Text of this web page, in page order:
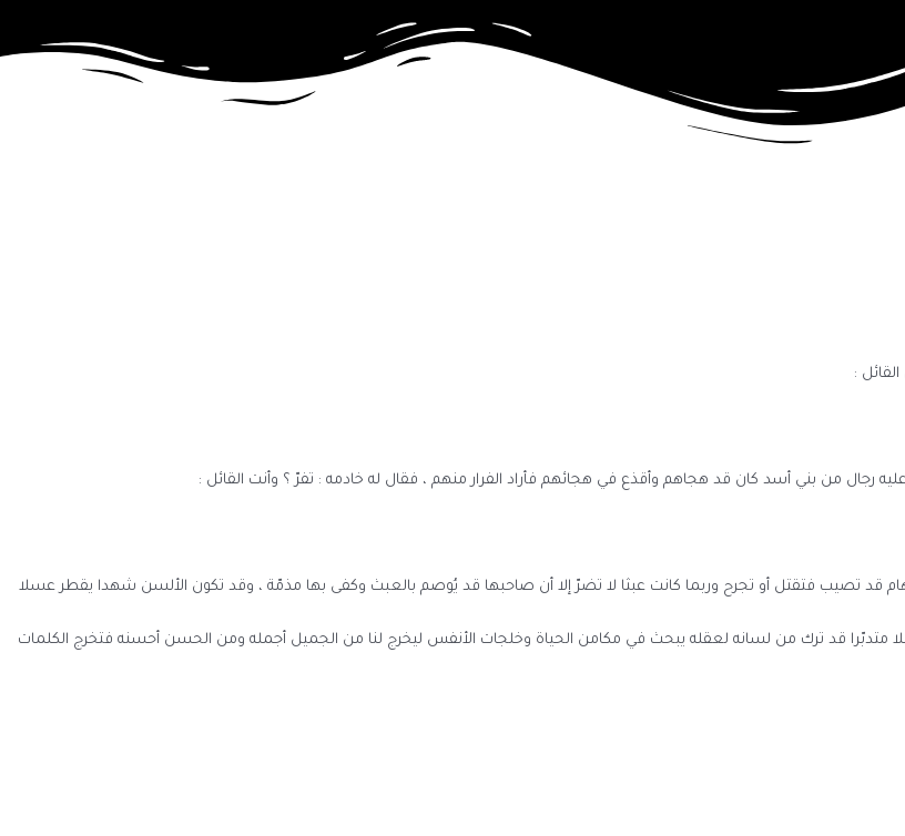
:
رجال من بني أسد كان قد هجاهم وأقذع في هجائهم فأراد الفرار منهم ، فقال له خادمه : تفرّ ؟ وأنت القائل :
قد تصيب فتقتل أو تجرح وربما كانت عبثا لا تضرّ إلا أن صاحبها قد يُوصم بالعبث وكفى بها مذمّة ، وقد تكون الألسن شهدا يقطر عسلا
متدبّرا قد ترك من لسانه لعقله يبحث في مكامن الحياة وخلجات الأنفس ليخرج لنا من الجميل أجمله ومن الحسن أحسنه فتخرج الكلمات